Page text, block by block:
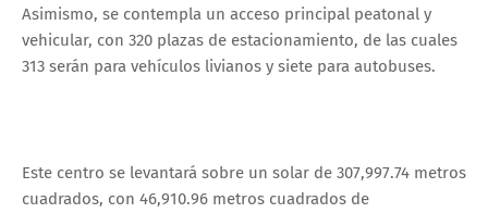
Asimismo, se contempla un acceso principal peatonal y
vehicular, con 320 plazas de estacionamiento, de las cuales
313 serán para vehículos livianos y siete para autobuses.
Este centro se levantará sobre un solar de 307,997.74 metros
cuadrados, con 46,910.96 metros cuadrados de